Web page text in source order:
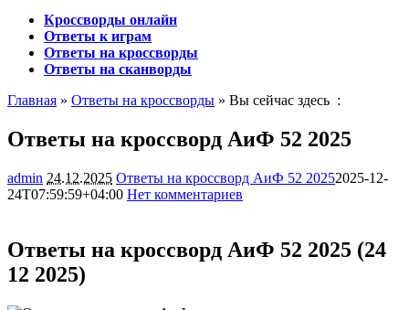
Кроссворды онлайн
Ответы к играм
Ответы на кроссворды
Ответы на сканворды
Главная » Ответы на кроссворды » Вы сейчас здесь :
Ответы на кроссворд АиФ 52 2025
admin 24.12.2025 Ответы на кроссворд АиФ 52 20252025-12-
24T07:59:59+04:00 Нет комментариев
Ответы на кроссворд АиФ 52 2025 (24
12 2025)